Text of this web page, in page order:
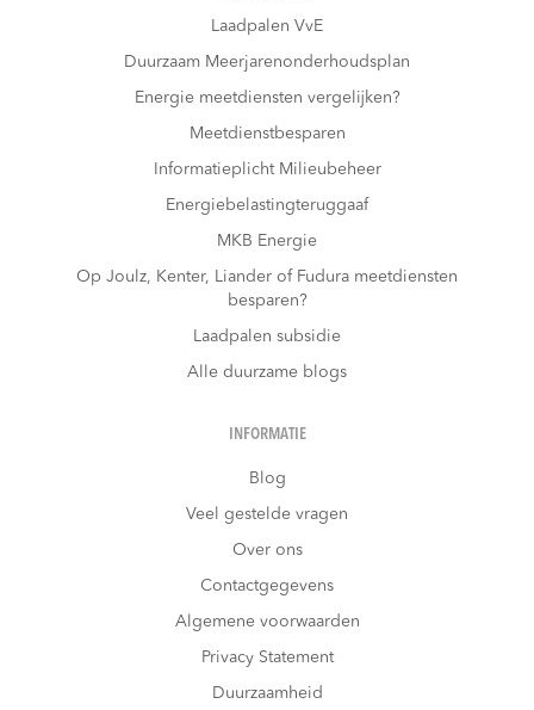
Laadpalen VvE
Duurzaam Meerjarenonderhoudsplan
Energie meetdiensten vergelijken?
Meetdienstbesparen
Informatieplicht Milieubeheer
Energiebelastingteruggaaf
MKB Energie
Op Joulz, Kenter, Liander of Fudura meetdiensten
besparen?
Laadpalen subsidie
Alle duurzame blogs
INFORMATIE
Blog
Veel gestelde vragen
Over ons
Contactgegevens
Algemene voorwaarden
Privacy Statement
Duurzaamheid